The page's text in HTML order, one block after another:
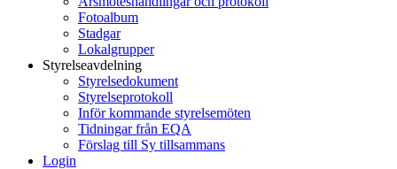
Fotoalbum
Stadgar
Lokalgrupper
Styrelseavdelning
Styrelsedokument
Styrelseprotokoll
Inför kommande styrelsemöten
Tidningar från EQA
Förslag till Sy tillsammans
Login